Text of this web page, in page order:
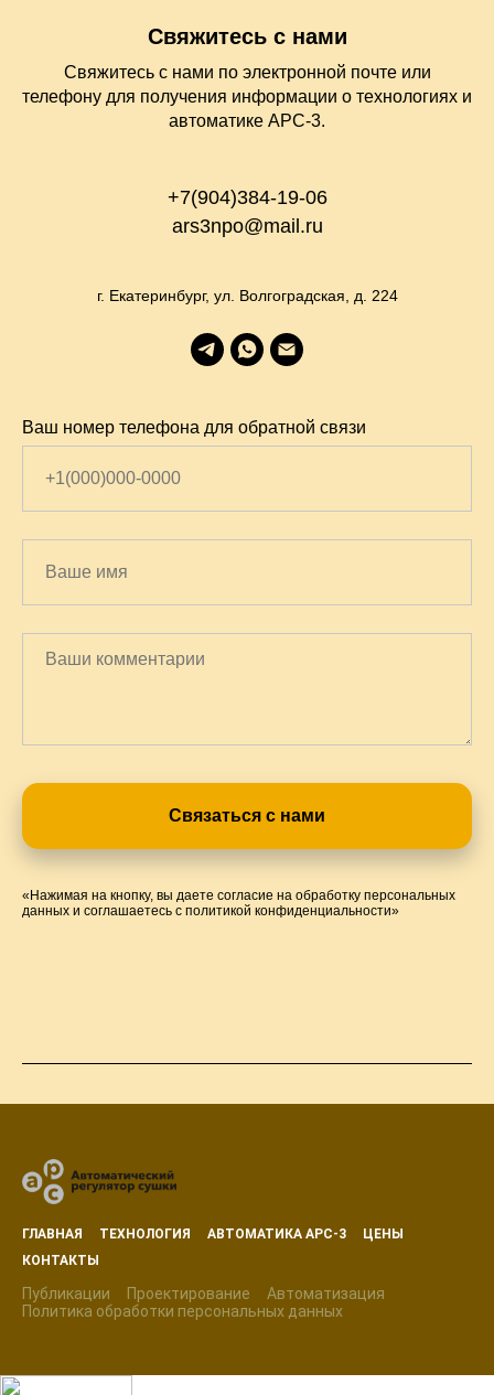
Свяжитесь с нами
Свяжитесь с нами по электронной почте или
телефону для получения информации о технологиях и
автоматике АРС-3.
+7(904)384-19-06
ars3npo@mail.ru
г. Екатеринбург, ул. Волгоградская, д. 224
Ваш номер телефона для обратной связи
Связаться с нами
«Нажимая на кнопку, вы даете согласие на обработку персональных
данных и соглашаетесь c политикой конфиденциальности»
ГЛАВНАЯ ТЕХНОЛОГИЯ АВТОМАТИКА АРС-3
ЦЕНЫ
КОНТАКТЫ
Публикации Проектирование
Автоматизация
Политика обработки персональных данных